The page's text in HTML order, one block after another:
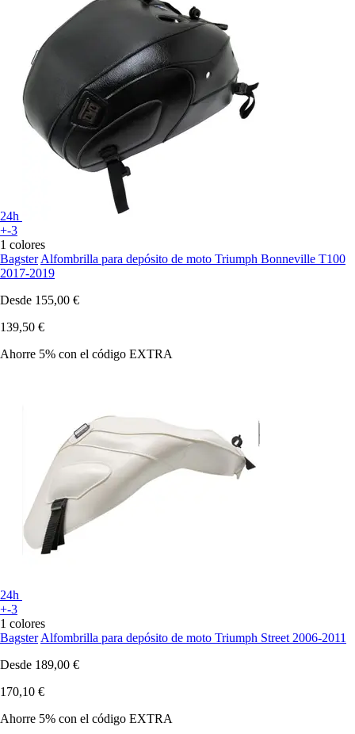
24h
+-3
1 colores
Bagster Alfombrilla para depósito de moto Triumph Bonneville T100
2017-2019
Desde 155,00 €
139,50 €
Ahorre 5% con el código EXTRA
24h
+-3
1 colores
Bagster Alfombrilla para depósito de moto Triumph Street 2006-2011
Desde 189,00 €
170,10 €
Ahorre 5% con el código EXTRA